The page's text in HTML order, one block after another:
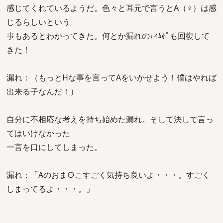
感じてくれているようだ。色々と耳元で言うとA（♀）は感
じるらしいという
事もあるとわかってきた。何とか漏れのﾃｨﾑﾎﾟも回復して
きた！
漏れ：（もっとHな事を言ってAをいかせよう！僕はやれば
出来る子なんだ！）
自分に不相応な考えを持ち始めた漏れ。そして決して言っ
てはいけなかった
一言を口にしてしまった。
漏れ：「Aのおま○こすごく気持ち良いよ・・・。すごく
しまってるよ・・・。」